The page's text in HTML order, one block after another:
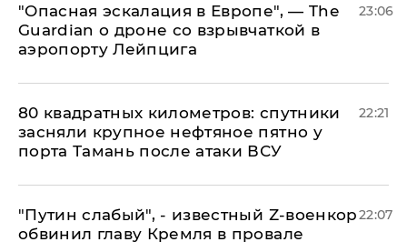
"Опасная эскалация в Европе", — The
Guardian о дроне со взрывчаткой в
аэропорту Лейпцига
23:06
80 квадратных километров: спутники
засняли крупное нефтяное пятно у
порта Тамань после атаки ВСУ
22:21
​"Путин слабый", - известный Z-военкор
обвинил главу Кремля в провале
22:07